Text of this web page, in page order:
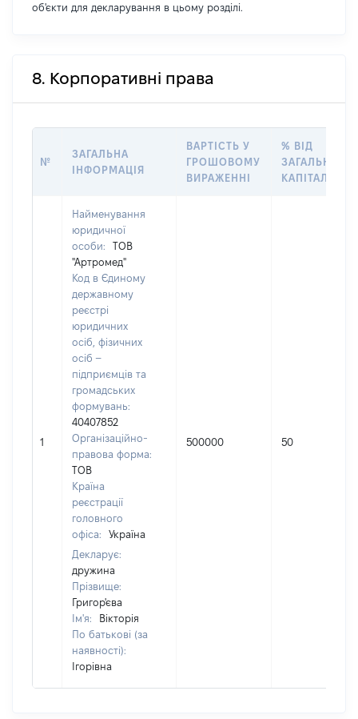
об'єкти для декларування в цьому розділі.
8. Корпоративні права
№
ЗАГАЛЬНА
ІНФОРМАЦІЯ
ВАРТІСТЬ У
ГРОШОВОМУ
ВИРАЖЕННІ
% ВІД
ЗАГАЛЬНОГО
КАПІТАЛУ
1
Найменування
юридичної
особи:
ТОВ
"Артромед"
Код в Єдиному
державному
реєстрі
юридичних
осіб, фізичних
осіб –
підприємців та
громадських
формувань:
40407852
Організаційно-
правова форма:
ТОВ
Країна
реєстрації
головного
офіса:
Україна
Декларує:
дружина
Прізвище:
Григор'єва
Ім'я:
Вікторія
По батькові (за
наявності):
Ігорівна
500000 50